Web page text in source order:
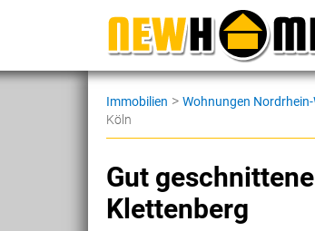
Immobilien > Wohnungen
Köln
Gut
Klettenberg